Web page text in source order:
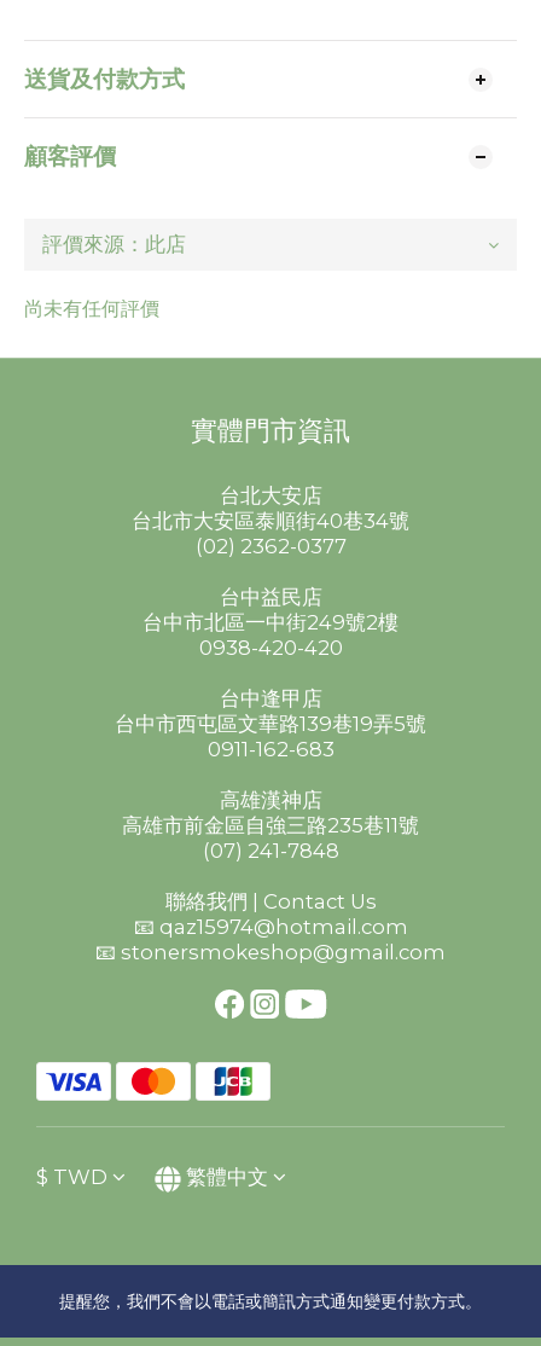
送貨及付款方式
顧客評價
尚未有任何評價
實體門市資訊
台北大安店
台北市大安區泰順街40巷34號
(02) 2362-0377
台中益民店
台中市北區一中街249號2樓
0938-420-420
台中逢甲店
台中市西屯區文華路139巷19弄5號
0911-162-683
高雄漢神店
高雄市前金區自強三路235巷11號
(07) 241-7848
聯絡我們 | Contact Us
📧 qaz15974@hotmail.com
📧 stonersmokeshop@gmail.com
$ TWD 繁體中文
提醒您，我們不會以電話或簡訊方式通知變更付款方式。